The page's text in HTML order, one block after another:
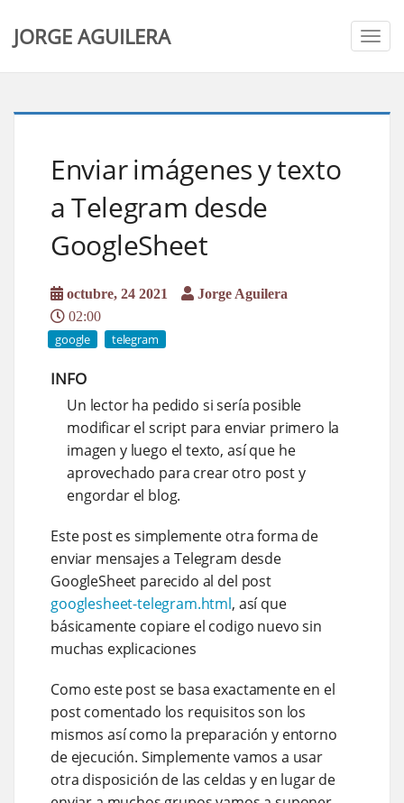
JORGE AGUILERA
Enviar imágenes y texto
a Telegram desde
GoogleSheet
octubre, 24 2021
Jorge Aguilera
02:00
google telegram
INFO
Un lector ha pedido si sería posible
modificar el script para enviar primero la
imagen y luego el texto, así que he
aprovechado para crear otro post y
engordar el blog.
Este post es simplemente otra forma de
enviar mensajes a Telegram desde
GoogleSheet parecido al del post
googlesheet-telegram.html, así que
básicamente copiare el codigo nuevo sin
muchas explicaciones
Como este post se basa exactamente en el
post comentado los requisitos son los
mismos así como la preparación y entorno
de ejecución. Simplemente vamos a usar
otra disposición de las celdas y en lugar de